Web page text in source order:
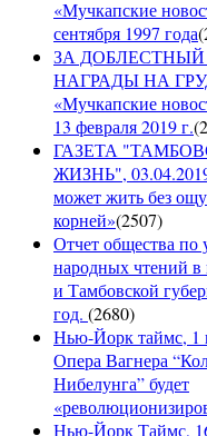
«Мучкапские
сентября 1997 года(
ЗА ДОБЛЕСТНЫЙ
НАГРАДЫ НА
«Мучкапские
13 февраля 2019 г.(
ГАЗЕТА
ЖИЗНЬ",
может жить без
корней»(2507)
Отчет общества по
народных чтений в
и Тамбовской
год. (2680)
Нью-Йорк таймс, 1
Опера Вагнера
Нибелунга” будет
Нью-Йорк Таймс,